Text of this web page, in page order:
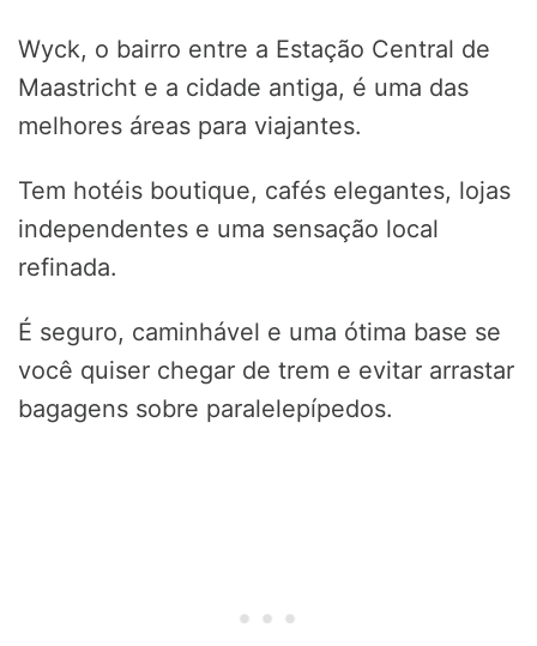
Wyck, o bairro entre a Estação Central de
Maastricht e a cidade antiga, é uma das
melhores áreas para viajantes.
Tem hotéis boutique, cafés elegantes, lojas
independentes e uma sensação local
refinada.
É seguro, caminhável e uma ótima base se
você quiser chegar de trem e evitar arrastar
bagagens sobre paralelepípedos.